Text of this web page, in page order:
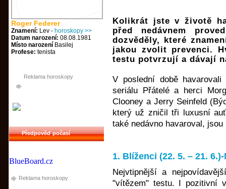
Roger Federer
Znamení: Lev - horoskopy >>
Datum narození: 08.08.1981
Místo narození Basilej
Profese: tenista
Reklama horoskopy
Předpověď počasí
BlueBoard.cz
Reklama horoskopy
Kolikrát jste v životě
před nedávnem
dozvěděly, které
jakou zvolit prevenci.
testu potvrzují a dávají
V poslední době
seriálu Přátelé a herci
Clooney a Jerry Seinfeld
který už zničil tři luxusní
také nedávno havaroval,
1. Blíženci (22. 5. – 21.
Nejvtipnější a
"vítězem" testu. I pozitivní